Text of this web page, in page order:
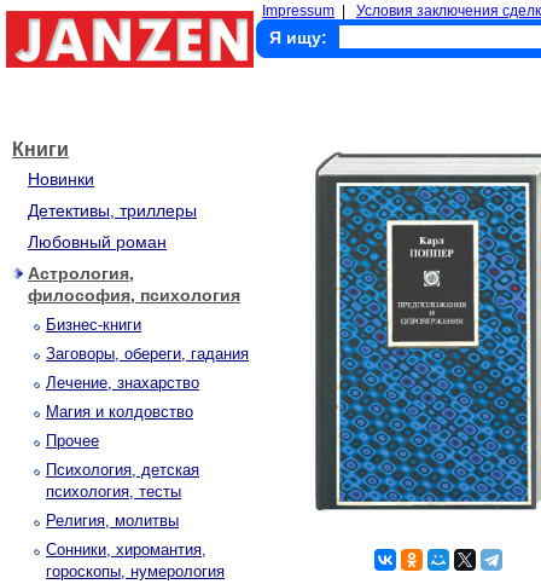
Impressum Условия заключения
Я ищу:
Книги
Новинки
Детективы, триллеры
Любовный роман
Астрология,
философия, психология
Бизнес-книги
Заговоры, обереги, гадания
Лечение, знахарство
Магия и колдовство
Прочее
Психология, детская
психология, тесты
Религия, молитвы
Сонники, хиромантия,
гороскопы, нумерология